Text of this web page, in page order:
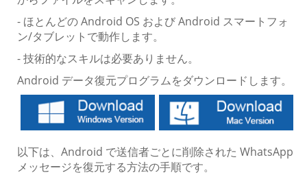
- ほとんどの Android OS および Android スマートフォ
ン/タブレットで動作します。
- 技術的なスキルは必要ありません。
Android データ復元プログラムをダウンロードします。
以下は、Android で送信者ごとに削除された WhatsApp
メッセージを復元する方法の手順です。